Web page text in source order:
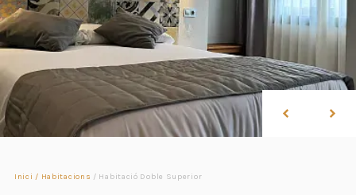
Inici / Habitacions / Habitació Doble Superior